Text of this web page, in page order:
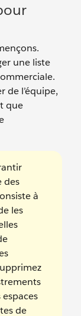
une liste
de l’équipe,
que
des
à
les
de